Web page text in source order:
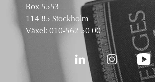
Box 5553
114 85 Stockholm
Växel: 010-562 50 00